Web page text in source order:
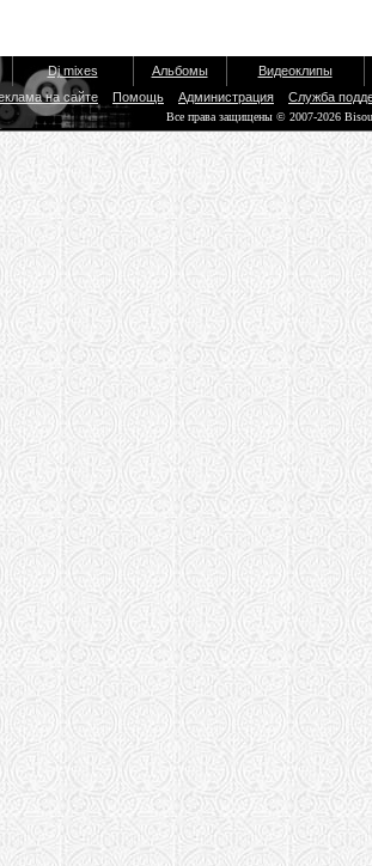
Dj mixes Альбомы
Видеоклипы
на сайте
Помощь Администрация Служба
Все права защищены © 2007-2026